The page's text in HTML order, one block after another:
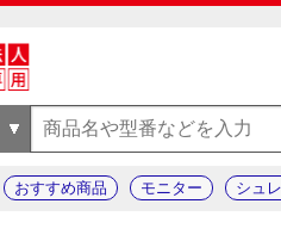
おすすめ商品 モニター シュ